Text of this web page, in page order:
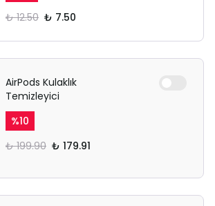
₺ 12.50 ₺ 7.50
AirPods Kulaklık
Temizleyici
%10
₺ 199.90 ₺ 179.91